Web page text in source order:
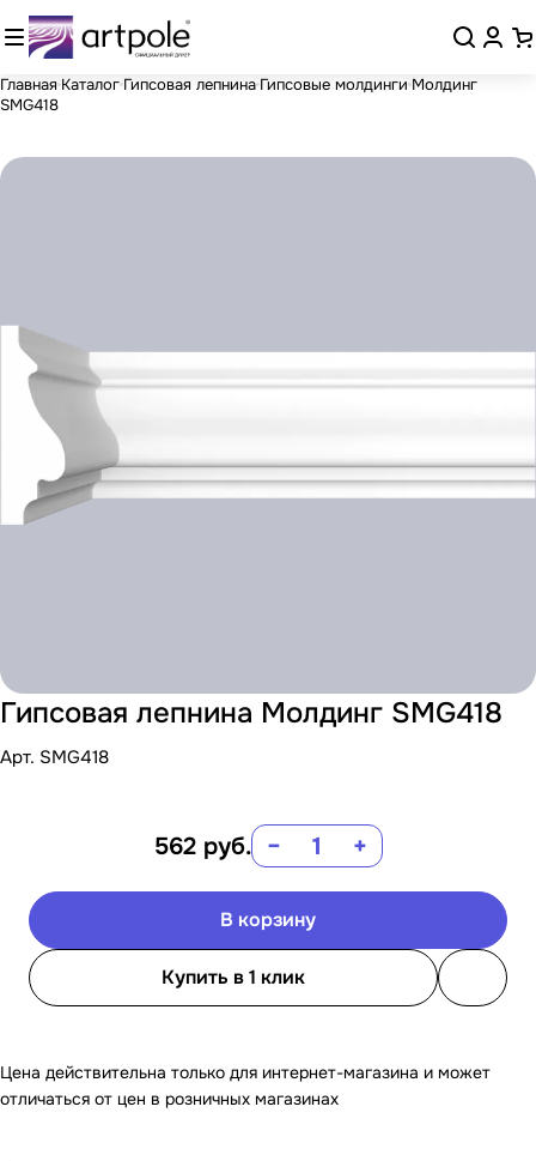
Главная Каталог Гипсовая лепнина Гипсовые молдинги Молдинг
SMG418
Гипсовая лепнина Молдинг SMG418
Арт. SMG418
562 руб. − +
В корзину
Купить в 1 клик
Цена действительна только для интернет-магазина и может
отличаться от цен в розничных магазинах